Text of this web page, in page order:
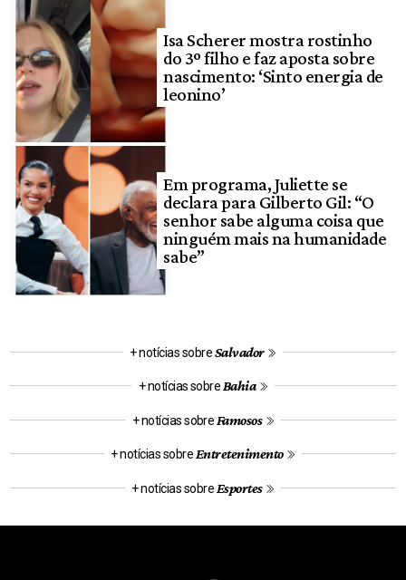
Isa Scherer mostra rostinho
do 3º filho e faz aposta sobre
nascimento: ‘Sinto energia de
leonino’
Em programa, Juliette se
declara para Gilberto Gil: “O
senhor sabe alguma coisa que
ninguém mais na humanidade
sabe”
+ notícias sobreSalvador
+ notícias sobre Bahia
+ notícias sobre Famosos
+ notícias sobre Entretenimento
+ notícias sobre Esportes